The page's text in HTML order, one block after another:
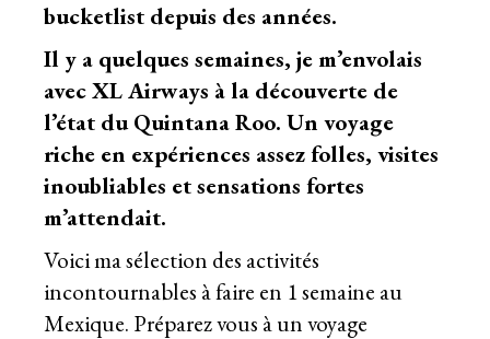
bucketlist depuis des années.
Il y a quelques semaines, je m’envolais
avecXL Airways à la découverte de
l’état du Quintana Roo. Un voyage
riche en expériences assez folles, visites
inoubliables et sensations fortes
m’attendait.
Voici ma sélection des activités
incontournables à faire en 1 semaine au
Mexique. Préparez vous à un voyage